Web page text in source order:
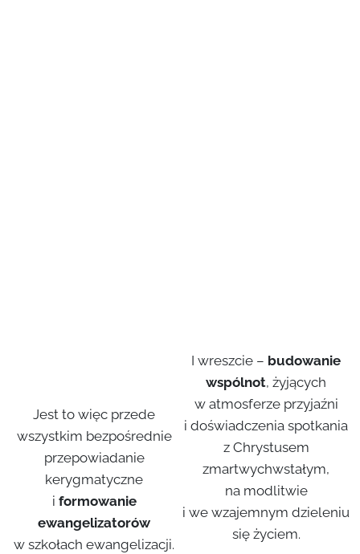
Jest to więc przede
wszystkim bezpośrednie
przepowiadanie
kerygmatyczne
i formowanie
ewangelizatorów
w szkołach ewangelizacji.
I wreszcie – budowanie
wspólnot, żyjących
w atmosferze przyjaźni
i doświadczenia spotkania
z Chrystusem
zmartwychwstałym,
na modlitwie
i we wzajemnym dzieleniu
się życiem.